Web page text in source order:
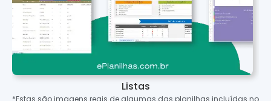
Listas